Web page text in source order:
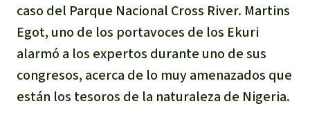
caso del Parque Nacional Cross River. Martins
Egot, uno de los portavoces de los Ekuri
alarmó a los expertos durante uno de sus
congresos, acerca de lo muy amenazados que
están los tesoros de la naturaleza de Nigeria.